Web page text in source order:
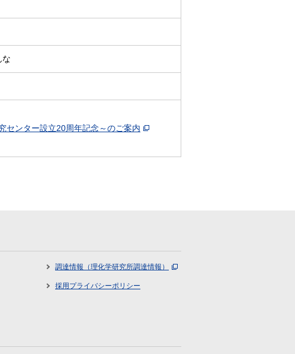
な
センター設立20周年記念～のご案内
調達情報（理化学研究所調達情報）
採用プライバシーポリシー